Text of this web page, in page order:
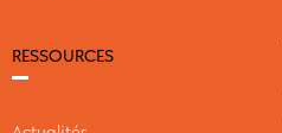
RESSOURCES